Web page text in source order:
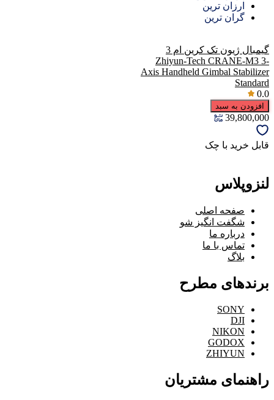
ارزان ترین
گران ترین
گیمبال ژیون تک کرین ام 3
Zhiyun-Tech CRANE-M3 3-
Axis Handheld Gimbal Stabilizer
Standard
0.0
افزودن به سبد
39,800,000
قابل خرید با چک
لنزوپلاس
صفحه اصلی
شگفت انگیز شو
درباره ما
تماس با ما
بلاگ
برندهای مطرح
SONY
DJI
NIKON
GODOX
ZHIYUN
راهنمای مشتریان